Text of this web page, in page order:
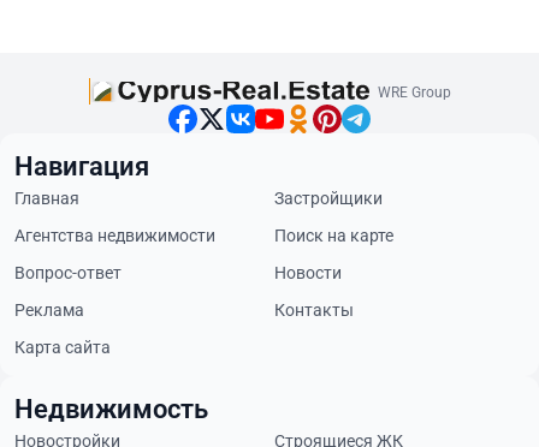
WRE Group
Навигация
Главная
Застройщики
Агентства недвижимости
Поиск на карте
Вопрос-ответ
Новости
Реклама
Контакты
Карта сайта
Недвижимость
Новостройки Строящиеся ЖК